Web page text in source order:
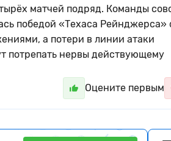
матчей подряд. Команды
победой «Техаса Рейнджерса»
а потери в линии атаки
потрепать нервы действующему
Оцените первым